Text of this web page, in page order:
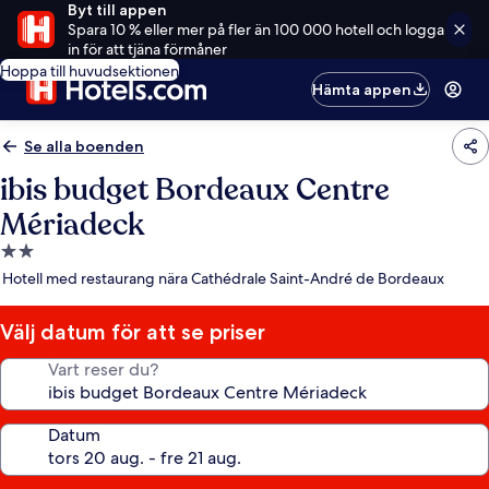
Byt till appen
Spara 10 % eller mer på fler än 100 000 hotell och logga
in för att tjäna förmåner
Hoppa till huvudsektionen
Hämta appen
Se alla boenden
ibis budget Bordeaux Centre
Mériadeck
2.0-
stjärnigt
Hotell med restaurang nära Cathédrale Saint-André de Bordeaux
Välj datum för att se priser
Vart reser du?
Datum